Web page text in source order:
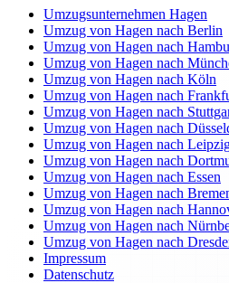
Umzugsunternehmen Hagen
Umzug von Hagen nach Berlin
Umzug von Hagen nach
Umzug von Hagen nach
Umzug von Hagen nach Köln
Umzug von Hagen nach
Umzug von Hagen nach
Umzug von Hagen nach
Umzug von Hagen nach
Umzug von Hagen nach
Umzug von Hagen nach Essen
Umzug von Hagen nach
Umzug von Hagen nach
Umzug von Hagen nach
Umzug von Hagen nach
Impressum
Datenschutz